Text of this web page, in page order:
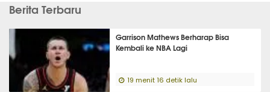
Berita Terbaru
Garrison Mathews Berharap Bisa
Kembali ke NBA Lagi
19 menit 16 detik lalu